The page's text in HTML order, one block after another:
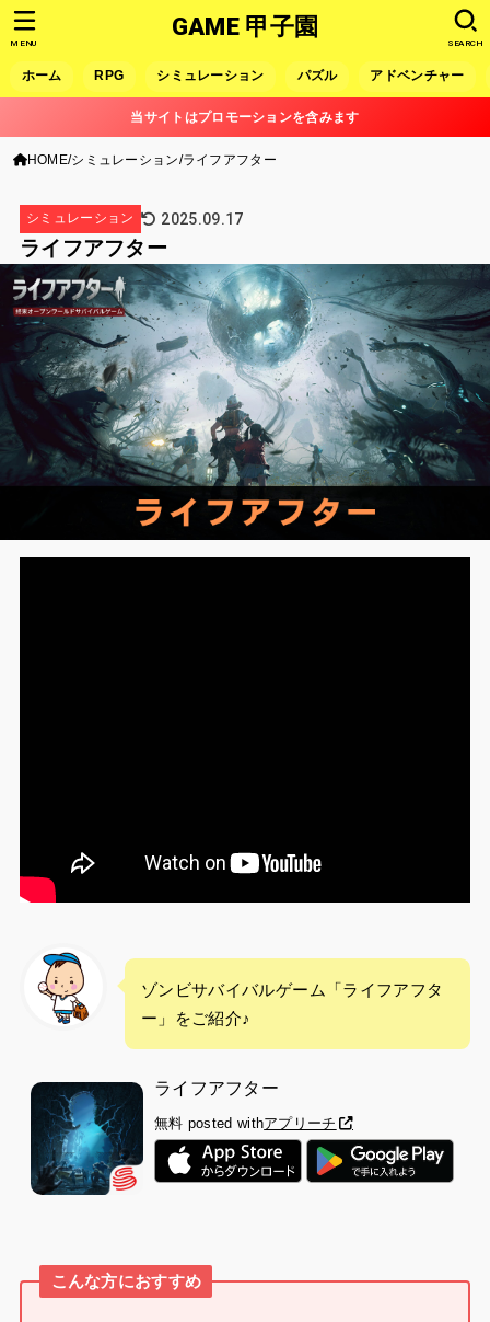
GAME 甲子園
ホーム RPG シミュレーション パズル アドベンチャー
SEARCH
MENU
当サイトはプロモーションを含みます
HOME シミュレーション ライフアフター
シミュレーション 2025.09.17
ライフアフター
ゾンビサバイバルゲーム「ライフアフタ
ー」をご紹介♪
ライフアフター
無料 posted withアプリーチ
こんな方におすすめ